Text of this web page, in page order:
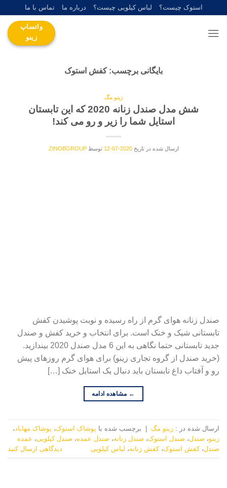
content
استوک چیست؟ لباس کیلویی چیست؟ درباره ما تماس با ما
واتساپ
زینو
بایگانی برچسب:کفش استوک
زینو مگ
شش مدل صندل زنانه 2020 که این تابستان
استایل شما را زیر و رو می کند!
ارسال شده در تاریخ2020-07-12 توسطZINOBGROUP
صندل زنانه هوای گرم از راه رسیده و نوبت پوشیدن کفش
تابستانی شیک و خنک است. برای انتخاب و خرید کفش و صندل
جدید تابستانی حتما نگاهی به این 6 مدل صندل 2020 بیندازید.
(خرید صندل از گروه تجاری زینو) برای هوای گرم روزهای پیش
رو و آفتاب داغ تابستان باید دنبال یک استایل خنک […]
← مشاهده ادامه
ارسال شده در : زینو مگ | برچسب‌ شده با پوشاک استوک، پوشاک مهاباد ،
زینو، صندل، صندل استوک، صندل زنانه، صندل عمده، صندل کیلویی، عمده
صندل،کفش استوک،کفش زنانه، لباس کیلویی دیدگاهی ارسال کنید